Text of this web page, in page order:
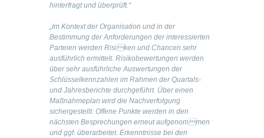
hinterfragt und überprüft.“
„Im Kontext der Organisation und in der
Bestimmung der Anforderungen der interessierten
Parteien werden Risiken und Chancen sehr
ausführlich ermittelt. Risikobewertungen werden
über sehr ausführliche Auswertungen der
Schlüsselkennzahlen im Rahmen der Quartals-
und Jahresberichte durchgeführt. Über einen
Maßnahmeplan wird die Nachverfolgung
sichergestellt. Offene Punkte werden in den
nächsten Besprechungen erneut aufgenommen
und ggf. überarbeitet. Erkenntnisse bei den